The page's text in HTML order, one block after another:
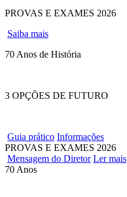
PROVAS E EXAMES 2026
Saiba mais
70 Anos de História
3 OPÇÕES DE FUTURO
Guia prático Informações
PROVAS E EXAMES 2026
Mensagem do Diretor Ler mais
70 Anos